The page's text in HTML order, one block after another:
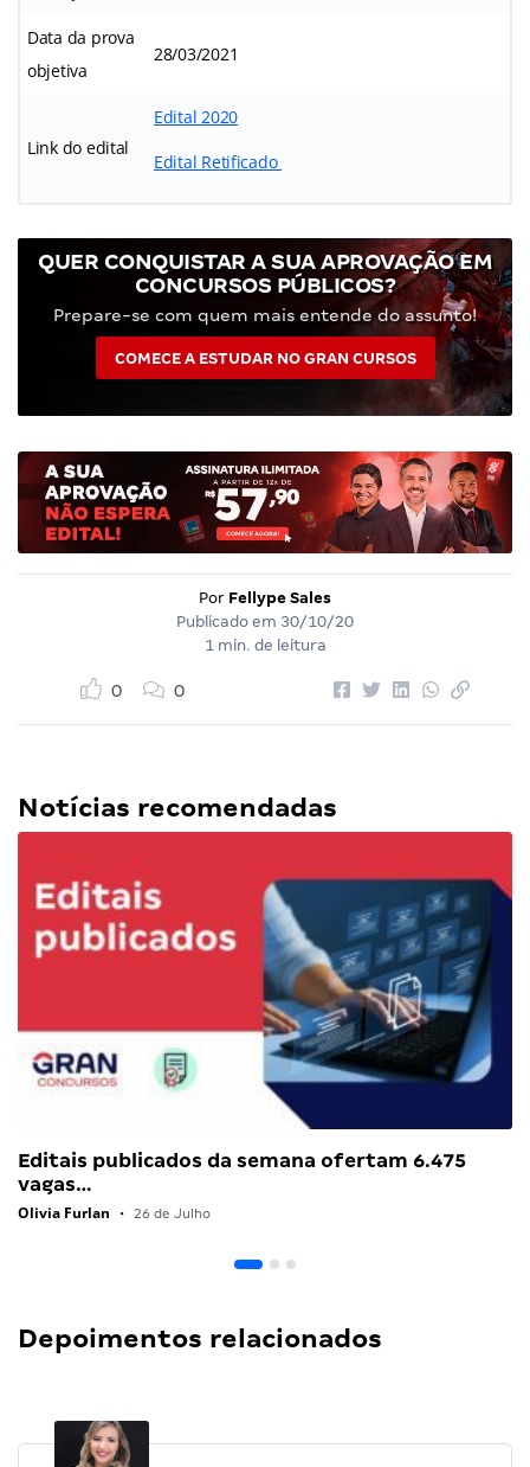
Data da prova
objetiva
28/03/2021
Link do edital
Edital 2020
Edital Retificado
QUER CONQUISTAR A SUA APROVAÇÃO EM
CONCURSOS PÚBLICOS?
Prepare-se com quem mais entende do assunto!
COMECE A ESTUDAR NO GRAN CURSOS
Por Fellype Sales
Publicado em 30/10/20
1 min. de leitura
0 0
Notícias recomendadas
Editais publicados da semana ofertam 6.475
vagas…
Olivia Furlan • 26 de Julho
Depoimentos relacionados